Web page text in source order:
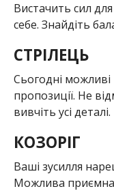
Вистачить сил
себе. Знайдіть
СТРІЛЕЦЬ
Сьогодні можливі
пропозиції. Не
вивчіть усі деталі.
КОЗОРІГ
Ваші зусилля
Можлива